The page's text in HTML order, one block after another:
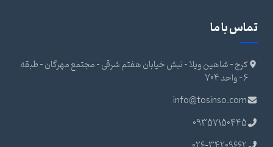
تماس با ما
کرج - شاهین ویلا - نبش خیابان هفتم شرقی - مجتمع مهرگان - طبقه
6 - واحد 704
info@tosinso.com
09357150445